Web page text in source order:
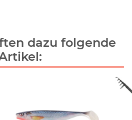
dazu folgende